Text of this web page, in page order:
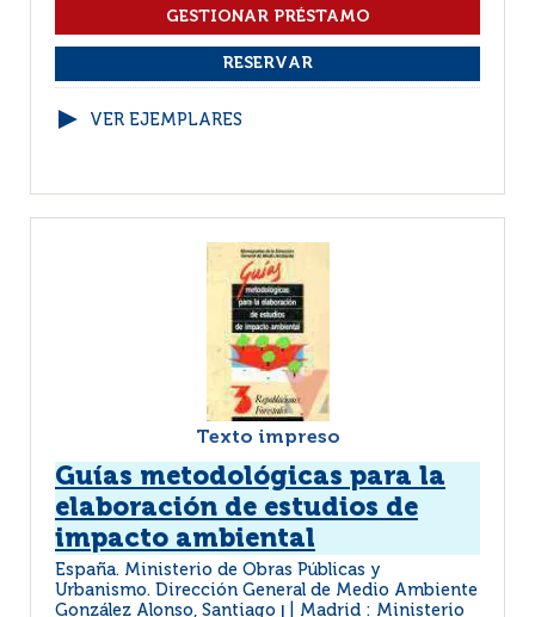
VER EJEMPLARES
Texto impreso
Guías metodológicas para la
elaboración de estudios de
impacto ambiental
España. Ministerio de Obras Públicas y
Urbanismo. Dirección General de Medio Ambiente
González Alonso, Santiago
Madrid : Ministerio